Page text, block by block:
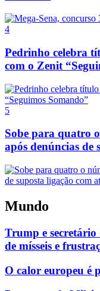
4
Pedrinho celebra
com o Zenit
5
Sobe para quatro
após denúncias de
Mundo
Trump e
de mísseis e
O calor europeu é